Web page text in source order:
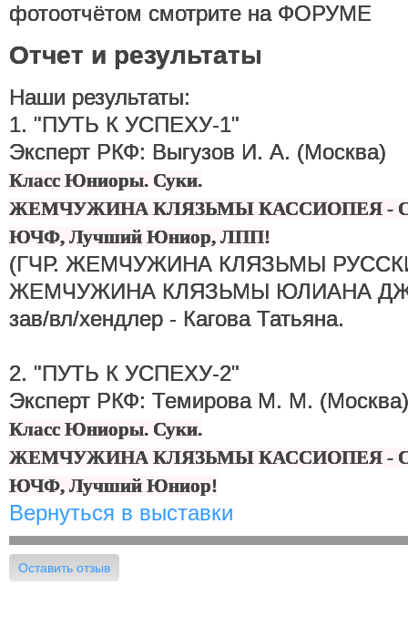
фотоотчётом смотрите на ФОРУМЕ
Отчет и результаты
Наши результаты:
1. "ПУТЬ К УСПЕХУ-1"
Эксперт РКФ: Выгузов И. А. (Москва)
Класс Юниоры. Суки.
ЖЕМЧУЖИНА КЛЯЗЬМЫ КАССИОПЕЯ -
ЮЧФ, Лучший Юниор, ЛПП!
(ГЧР. ЖЕМЧУЖИНА КЛЯЗЬМЫ
ЖЕМЧУЖИНА КЛЯЗЬМЫ ЮЛИАНА
зав/вл/хендлер - Кагова Татьяна.
2. "ПУТЬ К УСПЕХУ-2"
Эксперт РКФ: Темирова М. М. (Москва)
Класс Юниоры. Суки.
ЖЕМЧУЖИНА КЛЯЗЬМЫ КАССИОПЕЯ -
ЮЧФ, Лучший Юниор!
Вернуться в выставки
Оставить отзыв